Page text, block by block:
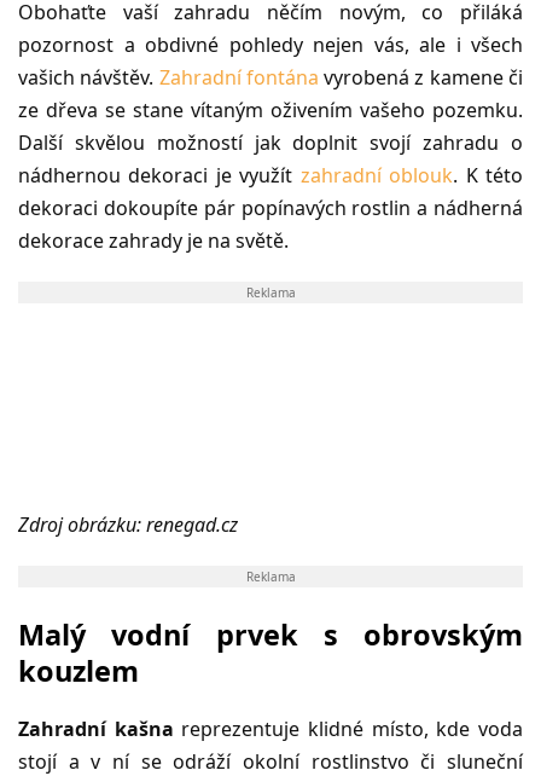
Obohaťte vaší zahradu něčím novým, co přiláká
pozornost a obdivné pohledy nejen vás, ale i všech
vašich návštěv. Zahradní fontána vyrobená z kamene či
ze dřeva se stane vítaným oživením vašeho pozemku.
Další skvělou možností jak doplnit svojí zahradu o
nádhernou dekoraci je využít zahradní oblouk. K této
dekoraci dokoupíte pár popínavých rostlin a nádherná
dekorace zahrady je na světě.
Reklama
Zdroj obrázku: renegad.cz
Reklama
Malý vodní prvek s obrovským
kouzlem
Zahradní kašna reprezentuje klidné místo, kde voda
stojí a v ní se odráží okolní rostlinstvo či sluneční